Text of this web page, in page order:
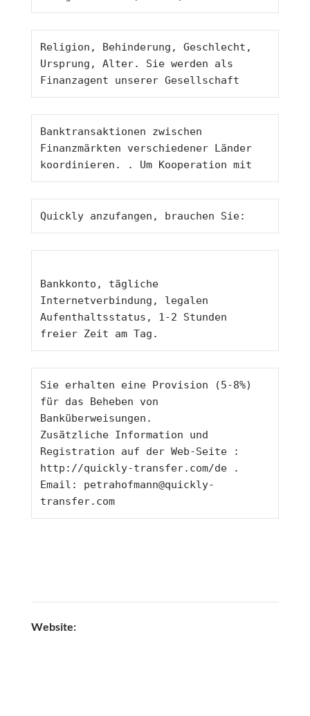
Religion, Behinderung, Geschlecht,
Ursprung, Alter. Sie werden als
Finanzagent unserer Gesellschaft
Banktransaktionen zwischen
Finanzmärkten verschiedener Länder
koordinieren. . Um Kooperation mit
Quickly anzufangen, brauchen Sie:
Bankkonto, tägliche
Internetverbindung, legalen
Aufenthaltsstatus, 1-2 Stunden
freier Zeit am Tag.
Sie erhalten eine Provision (5-8%)
für das Beheben von
Banküberweisungen.
Zusätzliche Information und
http://quickly-transfer.com/de .
Email: petrahofmann@quickly-
transfer.com
Website: